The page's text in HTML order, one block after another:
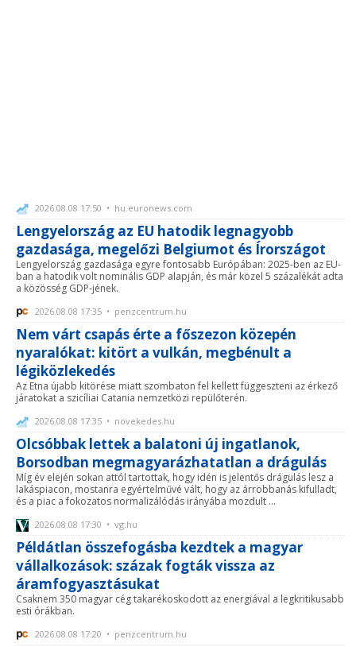
2026.08.08 17:50 • hu.euronews.com
Lengyelország az EU hatodik legnagyobb
gazdasága, megelőzi Belgiumot és Írországot
Lengyelország gazdasága egyre fontosabb Európában: 2025-ben az EU-
ban a hatodik volt nominális GDP alapján, és már közel 5 százalékát adta
a közösség GDP-jének.
2026.08.08 17:35 • penzcentrum.hu
Nem várt csapás érte a főszezon közepén
nyaralókat: kitört a vulkán, megbénult a
légiközlekedés
Az Etna újabb kitörése miatt szombaton fel kellett függeszteni az érkező
járatokat a szicíliai Catania nemzetközi repülőterén.
2026.08.08 17:35 • novekedes.hu
Olcsóbbak lettek a balatoni új ingatlanok,
Borsodban megmagyarázhatatlan a drágulás
Míg év elején sokan attól tartottak, hogy idén is jelentős drágulás lesz a
lakáspiacon, mostanra egyértelművé vált, hogy az árrobbanás kifulladt,
és a piac a fokozatos normalizálódás irányába mozdult ...
2026.08.08 17:30 • vg.hu
Példátlan összefogásba kezdtek a magyar
vállalkozások: százak fogták vissza az
áramfogyasztásukat
Csaknem 350 magyar cég takarékoskodott az energiával a legkritikusabb
esti órákban.
2026.08.08 17:20 • penzcentrum.hu